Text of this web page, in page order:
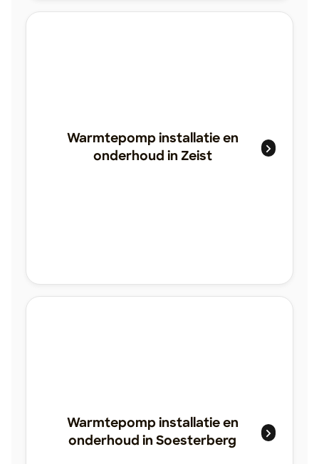
Warmtepomp installatie en
onderhoud in Zeist
Warmtepomp installatie en
onderhoud in Soesterberg